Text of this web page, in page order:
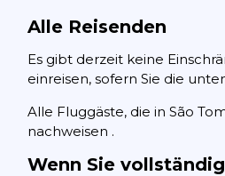
Alle Reisenden
Es gibt derzeit keine
einreisen, sofern Sie die
Alle Fluggäste, die in São
nachweisen .
Wenn Sie